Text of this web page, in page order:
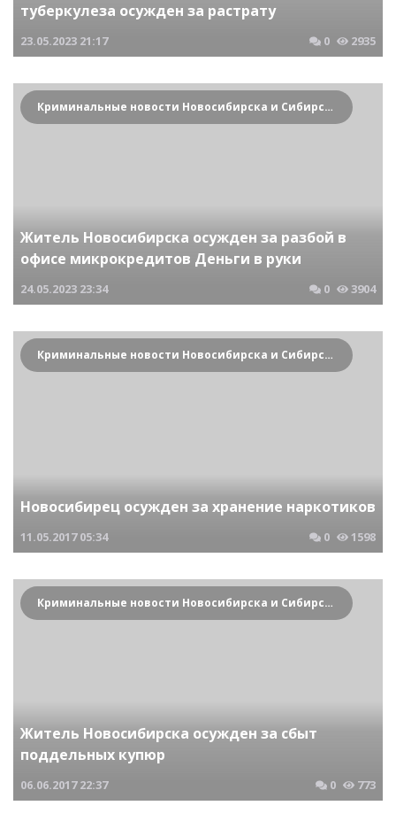
туберкулеза осужден за растрату
23.05.2023 21:17 0 2935
Криминальные новости Новосибирска и Сибирского региона
Житель Новосибирска осужден за разбой в
офисе микрокредитов Деньги в руки
24.05.2023 23:34 0 3904
Криминальные новости Новосибирска и Сибирского региона
Новосибирец осужден за хранение наркотиков
11.05.2017 05:34 0 1598
Криминальные новости Новосибирска и Сибирского региона
Житель Новосибирска осужден за сбыт
поддельных купюр
06.06.2017 22:37 0 773